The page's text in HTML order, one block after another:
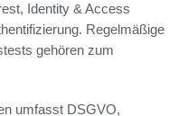
Identity & Access
Regelmäßige
gehören zum
umfasst DSGVO,